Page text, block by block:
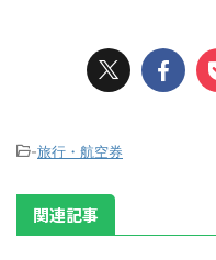
-旅行・航空券
関連記事